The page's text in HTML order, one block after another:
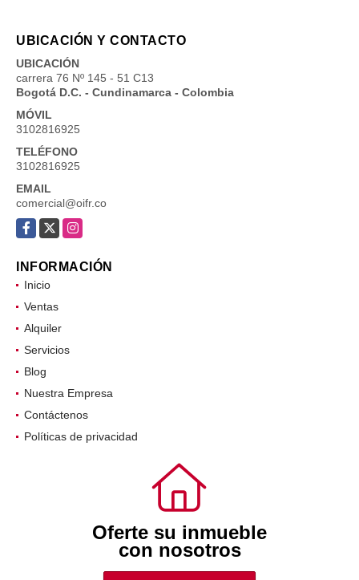
UBICACIÓN Y CONTACTO
UBICACIÓN
carrera 76 Nº 145 - 51 C13
Bogotá D.C. - Cundinamarca - Colombia
MÓVIL
3102816925
TELÉFONO
3102816925
EMAIL
comercial@oifr.co
INFORMACIÓN
Inicio
Ventas
Alquiler
Servicios
Blog
Nuestra Empresa
Contáctenos
Oferte su inmueble
con nosotros